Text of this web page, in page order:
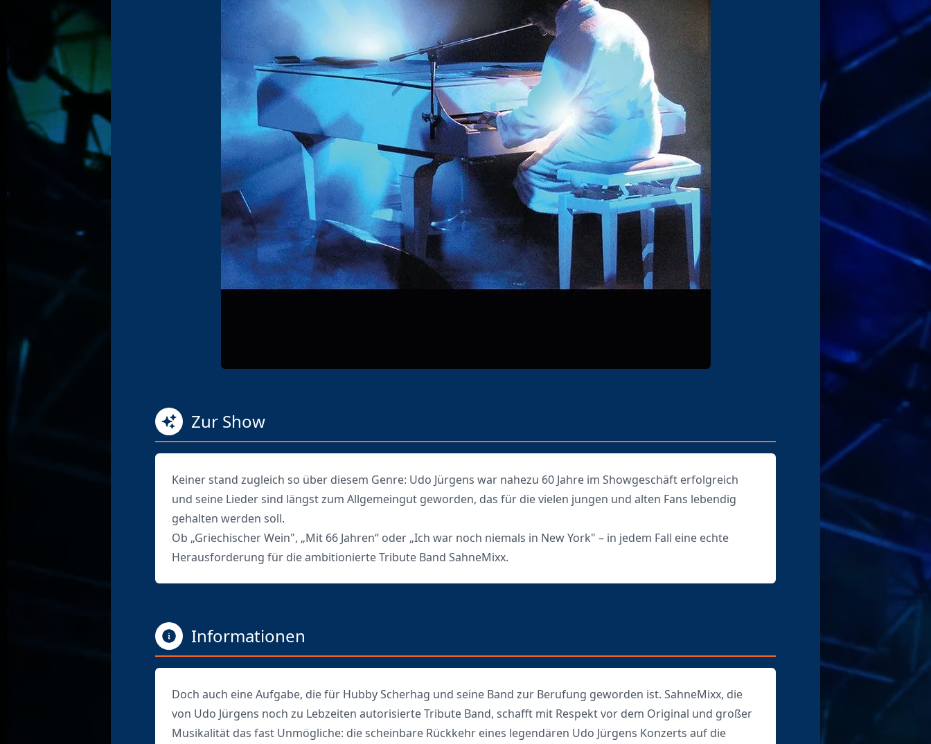
Zur Show
Keiner stand zugleich so über diesem Genre: Udo Jürgens war nahezu 60 Jahre im Showgeschäft erfolgreich
und seine Lieder sind längst zum Allgemeingut geworden, das für die vielen jungen und alten Fans lebendig
gehalten werden soll.
Ob „Griechischer Wein", „Mit 66 Jahren“ oder „Ich war noch niemals in New York" – in jedem Fall eine echte
Herausforderung für die ambitionierte Tribute Band SahneMixx.
Informationen
Doch auch eine Aufgabe, die für Hubby Scherhag und seine Band zur Berufung geworden ist. SahneMixx, die
von Udo Jürgens noch zu Lebzeiten autorisierte Tribute Band, schafft mit Respekt vor dem Original und großer
Musikalität das fast Unmögliche: die scheinbare Rückkehr eines legendären Udo Jürgens Konzerts auf die